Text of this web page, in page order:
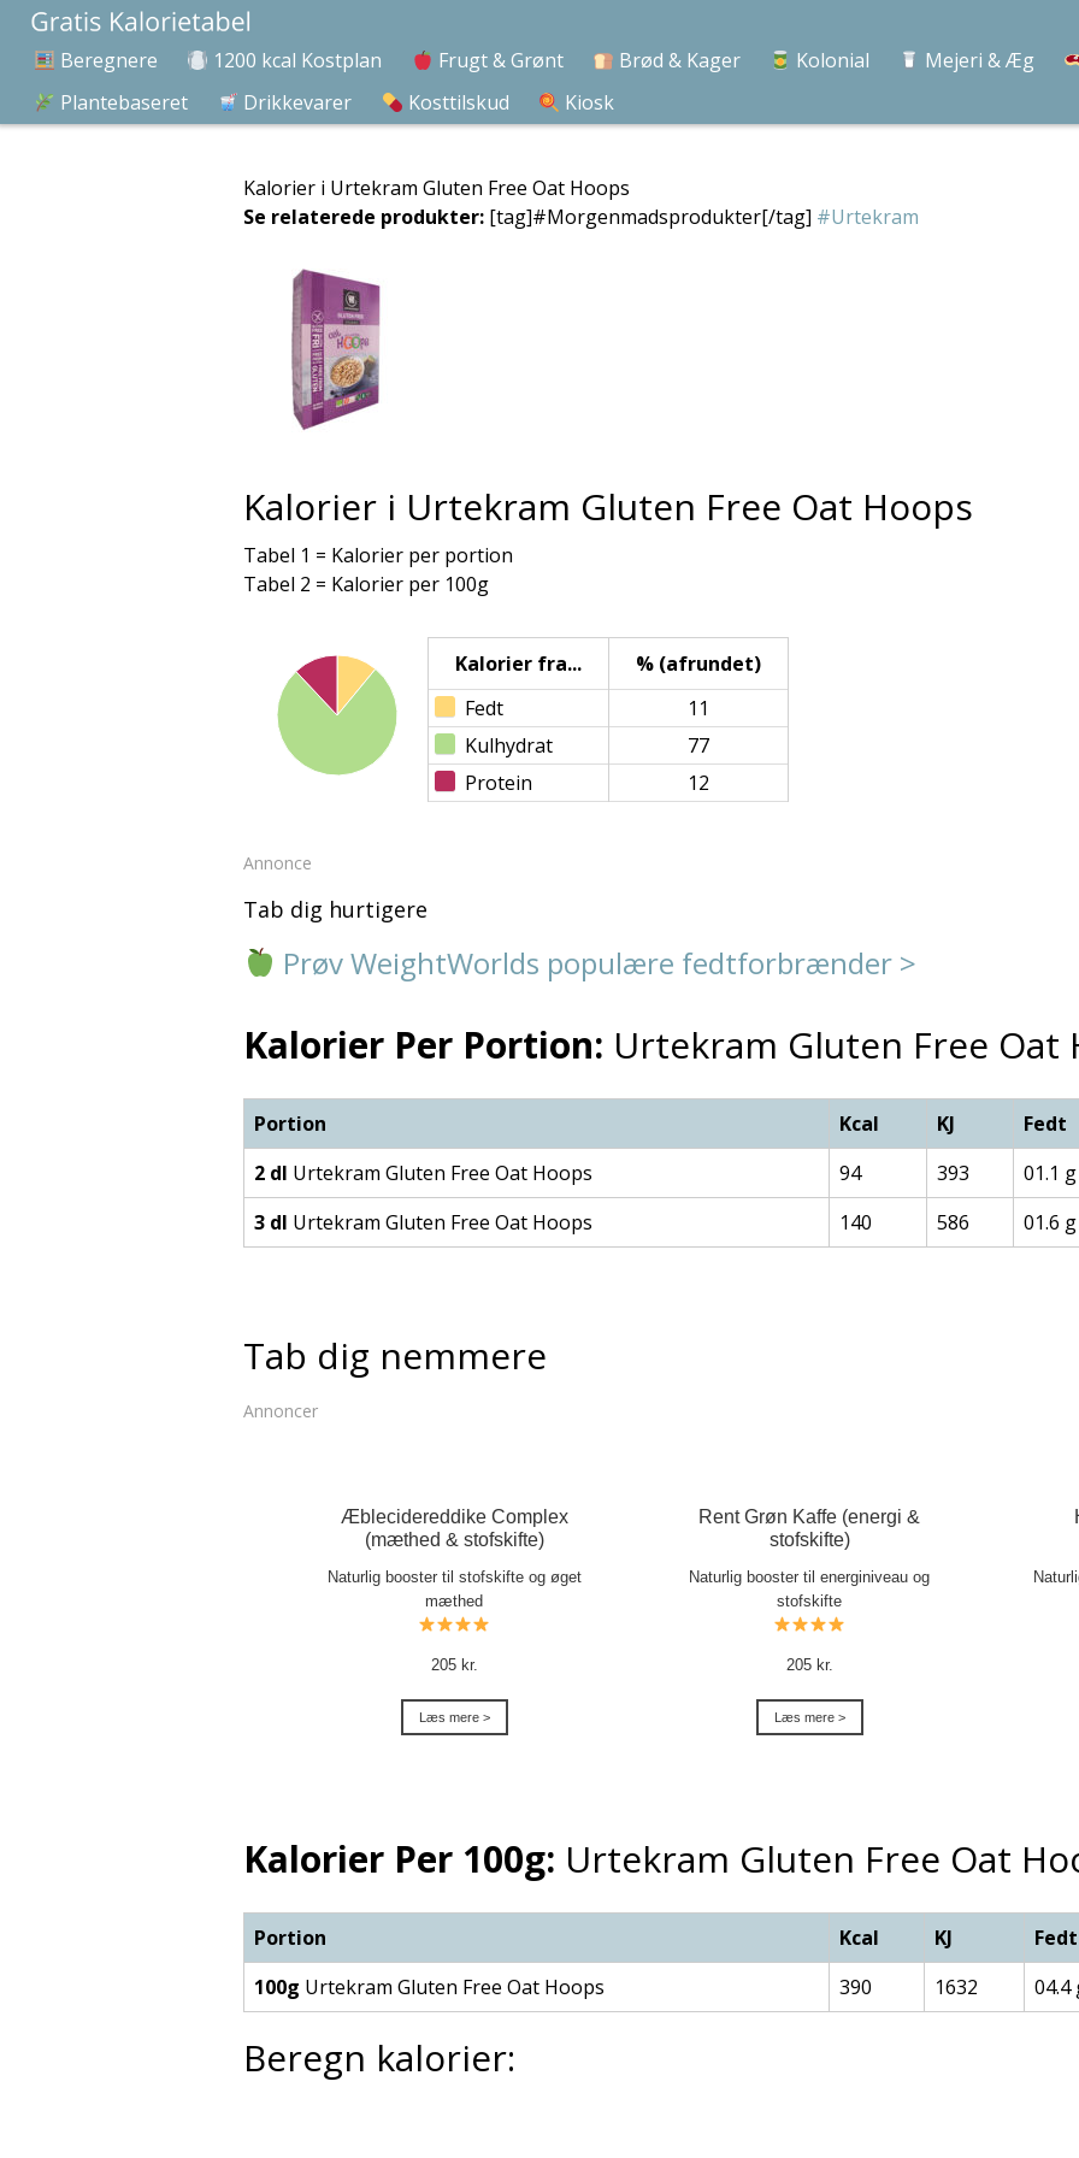
Beregnere 1200 kcal Kostplan Frugt & Grønt Brød & Kager Kolonial Mejeri & Æg
Plantebaseret
Drikkevarer Kosttilskud Kiosk
Kalorier i Urtekram Gluten Free Oat Hoops
Se relaterede produkter: [tag]#Morgenmadsprodukter[/tag] #Urtekram
Kalorier i Urtekram Gluten Free Oat Hoops
Tabel 1 = Kalorier per portion
Tabel 2 = Kalorier per 100g
Kalorier fra...
% (afrundet)
Fedt
11
Kulhydrat
77
Protein
12
Annonce
Tab dig hurtigere
Prøv WeightWorlds populære fedtforbrænder >
Kalorier Per Portion: Urtekram Gluten Free Oat
Portion Kcal KJ Fedt
2 dl Urtekram Gluten Free Oat Hoops 94 393 01.1 g
3 dl Urtekram Gluten Free Oat Hoops 140 586 01.6 g
Tab dig nemmere
Annoncer
Æblecidereddike Complex
(mæthed & stofskifte)
Naturlig booster til stofskifte og øget
mæthed
205 kr.
Læs mere >
Rent Grøn Kaffe (energi &
stofskifte)
Naturlig booster til energiniveau og
stofskifte
205 kr.
Læs mere >
Kalorier Per 100g: Urtekram Gluten Free Oat
Portion Kcal KJ Fedt
100g Urtekram Gluten Free Oat Hoops 390 1632 04.4
Beregn kalorier: